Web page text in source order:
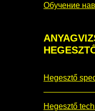
Обучение
Hegesztő
Hegesztő